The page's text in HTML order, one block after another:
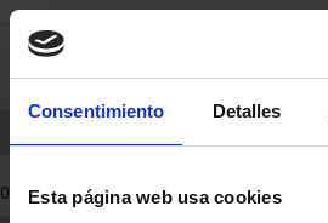
Consentimiento Detalles
Esta página web usa cookies
saltar
contenido
Saltar
men
0 Productos encontrados